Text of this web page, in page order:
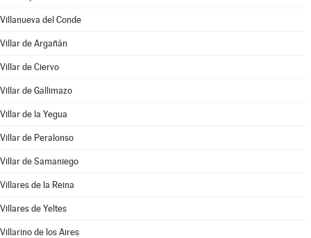
Villanueva del Conde
Villar de Argañán
Villar de Ciervo
Villar de Gallimazo
Villar de la Yegua
Villar de Peralonso
Villar de Samaniego
Villares de la Reina
Villares de Yeltes
Villarino de los Aires